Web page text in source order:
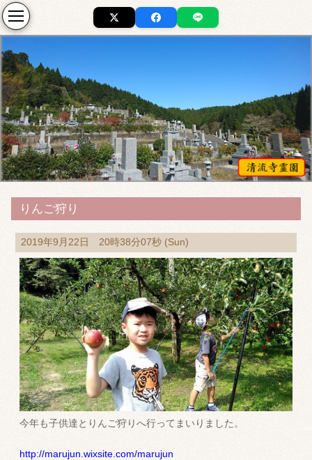
りんご狩り
2019年9月22日 20時38分07秒 (Sun)
今年も子供達とりんご狩りへ行ってまいりました。
http://marujun.wixsite.com/marujun